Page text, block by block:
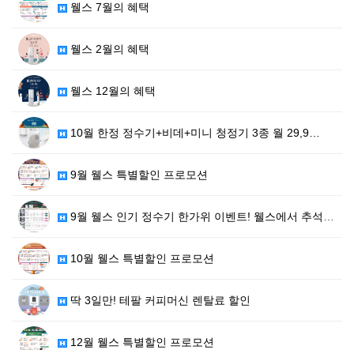
웰스 7월의 혜택
웰스 2월의 혜택
웰스 12월의 혜택
10월 한정 정수기+비데+미니 청정기 3종 월 29,9…
9월 웰스 특별할인 프로모션
9월 웰스 인기 정수기 한가위 이벤트! 웰스에서 추석 …
10월 웰스 특별할인 프로모션
딱 3일만! 테팔 커피머신 렌탈료 할인
12월 웰스 특별할인 프로모션